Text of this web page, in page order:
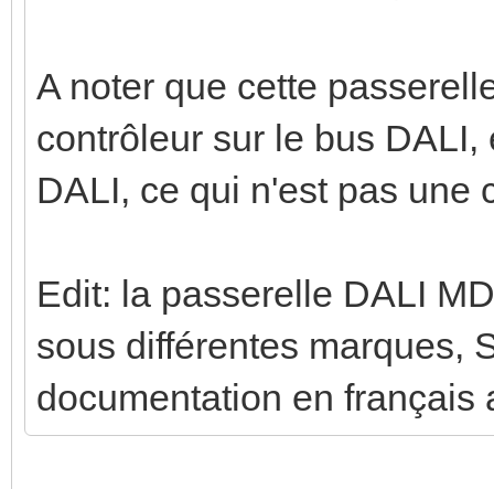
A noter que cette
contrôleur sur le bus
DALI, ce qui n'est pas une
Edit: la passerelle DALI
sous différentes marques,
documentation en français